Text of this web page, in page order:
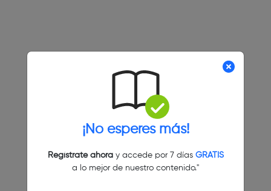
¡No esperes más!
Regístrate ahoray accede por 7 días GRATIS
a lo mejor de nuestro contenido."